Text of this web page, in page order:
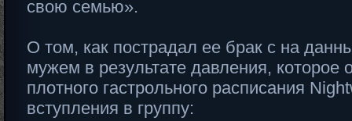
свою семью».
О том, как пострадал ее брак с на
мужем в результате давления, которое
плотного гастрольного расписания
вступления в группу: